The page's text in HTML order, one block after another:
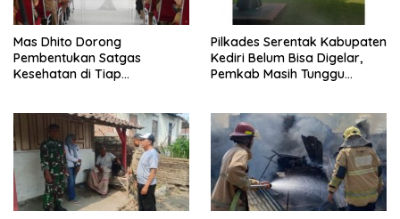
Mas Dhito Dorong
Pembentukan Satgas
Kesehatan di Tiap
Pilkades Serentak Kabupaten
Kediri Belum Bisa Digelar,
Pemkab Masih Tunggu